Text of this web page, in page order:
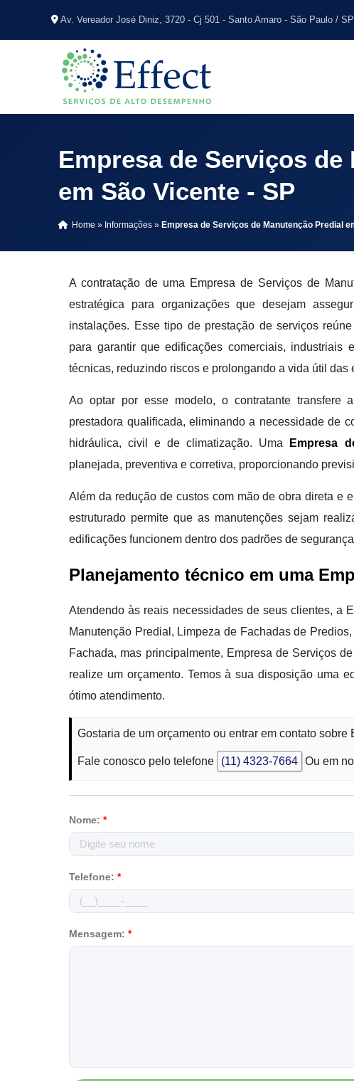
Av. Vereador José Diniz, 3720 - Cj 501 - Santo Amaro - São Paulo / SP
Empresa de Serviços de
em São Vicente - SP
Home » Informações » Empresa de Serviços de Manutenção Predial
A contratação de uma Empresa de Serviços de
estratégica para organizações que desejam
instalações. Esse tipo de prestação de serviços
para garantir que edificações comerciais, industriais
técnicas, reduzindo riscos e prolongando a vida útil das
Ao optar por esse modelo, o contratante transfere
prestadora qualificada, eliminando a necessidade de
hidráulica, civil e de climatização. Uma
Empresa
planejada, preventiva e corretiva, proporcionando
Além da redução de custos com mão de obra direta e
estruturado permite que as manutenções sejam
edificações funcionem dentro dos padrões de
Planejamento técnico em uma
Atendendo às reais necessidades de seus clientes, a
Manutenção Predial, Limpeza de Fachadas de
Fachada, mas principalmente, Empresa de Serviços
realize um orçamento. Temos à sua disposição uma
ótimo atendimento.
Gostaria de um orçamento ou entrar em contato
Fale conosco pelo telefone (11) 4323-7664 Ou em
Nome:*
Telefone:*
Mensagem:*